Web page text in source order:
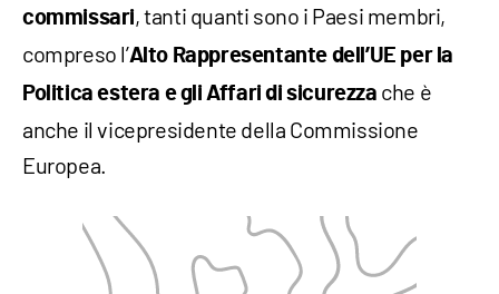
commissari, tanti quanti sono i Paesi membri,
compreso l’Alto Rappresentante dell’UE per la
Politica estera e gli Affari di sicurezza che è
anche il vicepresidente della Commissione
Europea.